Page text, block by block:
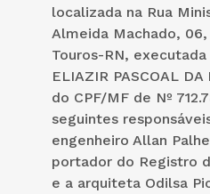
localizada na Rua
Almeida Machado,
Touros-RN,
ELIAZIR PASCOAL
do CPF/MF de Nº
seguintes
engenheiro Allan
portador do Registro
e a arquiteta Odilsa